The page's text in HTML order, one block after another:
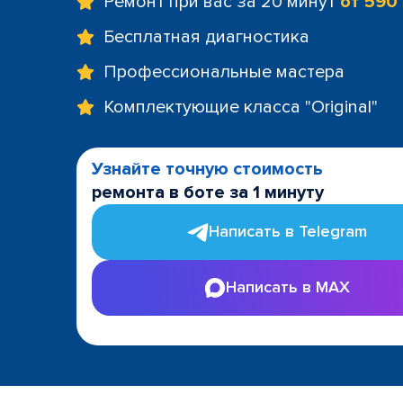
Бесплатная диагностика
Профессиональные мастера
Комплектующие класса "Original"
Узнайте точную стоимость
ремонта в боте за 1 минуту
Написать в Telegram
Написать в MAX